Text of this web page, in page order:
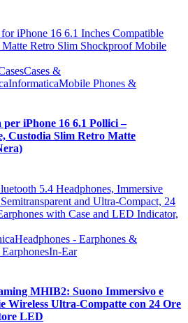
Cases &
InformaticaMobile Phones &
iPhone 16 6.1 Pollici –
Custodia Slim Retro Matte
Headphones - Earphones &
In-Ear
MHIB2: Suono Immersivo e
Wireless Ultra-Compatte con 24 Ore
LED